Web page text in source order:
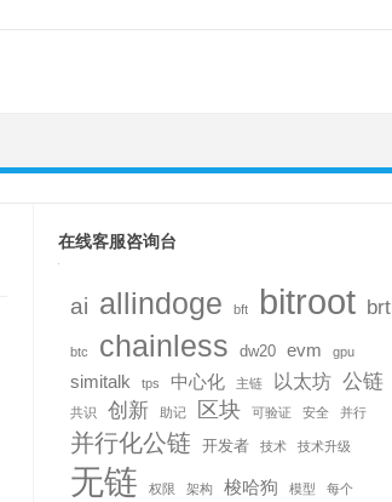
在线客服咨询台
ai allindoge bft bitroot brt
btc chainless dw20 evm gpu
simitalk tps 中心化 主链 以太坊 公链
共识 创新 助记 区块 可验证 安全 并行
并行化公链 开发者 技术 技术升级
无链 权限 架构 梭哈狗 模型 每个